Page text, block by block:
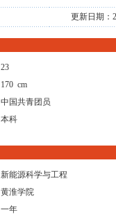
更新日期
23
170 cm
中国共青团员
本科
新能源科学与工程
黄淮学院
一年